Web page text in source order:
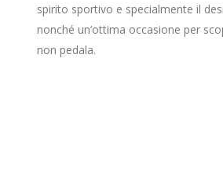
spirito sportivo e specialmente il
nonché un’ottima occasione per
non pedala.